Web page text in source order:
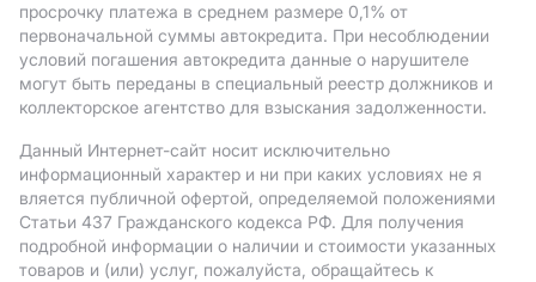
просрочку платежа в среднем размере 0,1% от
первоначальной суммы автокредита. При несоблюдении
условий погашения автокредита данные о нарушителе
могут быть переданы в специальный реестр должников и
коллекторское агентство для взыскания задолженности.
Данный Интернет-сайт носит исключительно
информационный характер и ни при каких условиях не я
вляется публичной офертой, определяемой положениями
Статьи 437 Гражданского кодекса РФ. Для получения
подробной информации о наличии и стоимости указанных
товаров и (или) услуг, пожалуйста, обращайтесь к